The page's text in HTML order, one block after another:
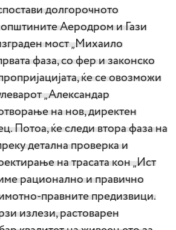
долгорочното
Аеродром и Гази
мост „Михаило
фаза, со фер и законско
ќе се овозможи
„Александар
на нов, директен
Потоа, ќе следи втора фаза на
детална проверка и
на трасата кон „Ист
рационално и правично
правните предизвици.
излези, растоварен